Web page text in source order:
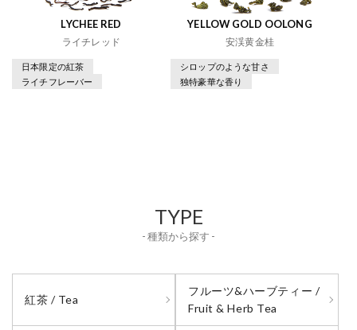
LYCHEE RED
ライチレッド
日本限定の紅茶
ライチフレーバー
YELLOW GOLD OOLONG
安渓黄金桂
シロップのような甘さ
独特豪華な香り
TYPE
- 種類から探す -
紅茶 / Tea
フルーツ&ハーブティー /
Fruit & Herb Tea